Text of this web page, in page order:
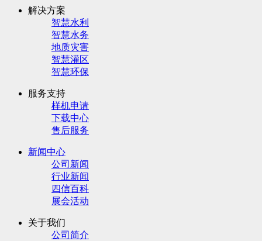
解决方案
智慧水利
智慧水务
地质灾害
智慧灌区
智慧环保
服务支持
样机申请
下载中心
售后服务
新闻中心
公司新闻
行业新闻
四信百科
展会活动
关于我们
公司简介